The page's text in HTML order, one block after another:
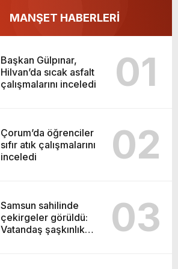
MANŞET HABERLERİ
Başkan Gülpınar,
Hilvan’da sıcak asfalt
çalışmalarını inceledi
01
Çorum’da öğrenciler
sıfır atık çalışmalarını
inceledi
02
Samsun sahilinde
çekirgeler görüldü:
Vatandaş şaşkınlık
03